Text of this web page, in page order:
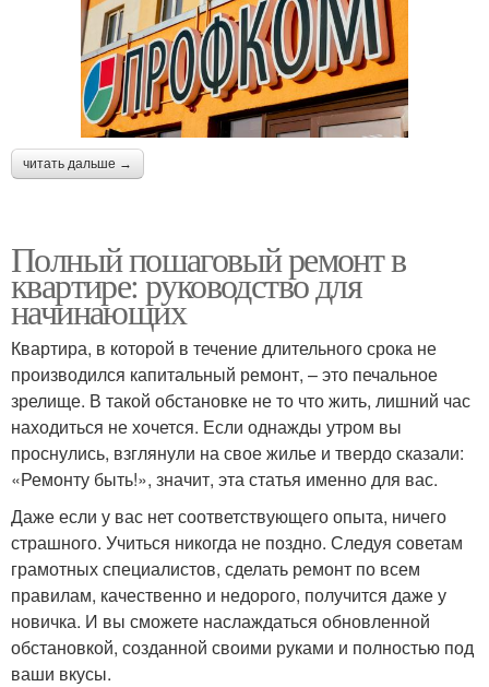
читать дальше →
Полный пошаговый ремонт в
квартире: руководство для
начинающих
Квартира, в которой в течение длительного срока не
производился капитальный ремонт, – это печальное
зрелище. В такой обстановке не то что жить, лишний час
находиться не хочется. Если однажды утром вы
проснулись, взглянули на свое жилье и твердо сказали:
«Ремонту быть!», значит, эта статья именно для вас.
Даже если у вас нет соответствующего опыта, ничего
страшного. Учиться никогда не поздно. Следуя советам
грамотных специалистов, сделать ремонт по всем
правилам, качественно и недорого, получится даже у
новичка. И вы сможете наслаждаться обновленной
обстановкой, созданной своими руками и полностью под
ваши вкусы.